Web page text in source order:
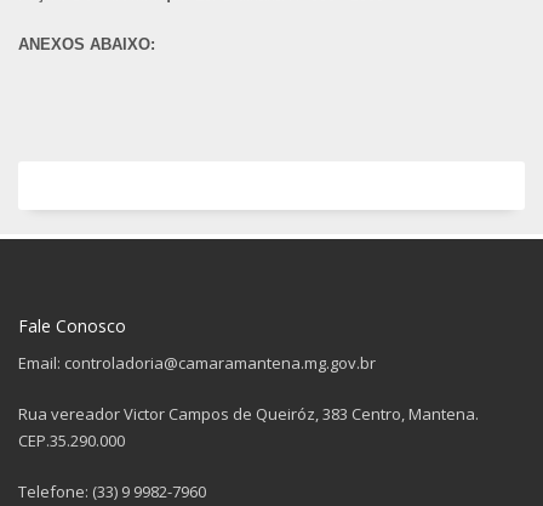
ANEXOS ABAIXO:
Fale Conosco
Email: controladoria@camaramantena.mg.gov.br
Rua vereador Victor Campos de Queiróz, 383 Centro, Mantena.
CEP.35.290.000
Telefone: (33) 9 9982-7960